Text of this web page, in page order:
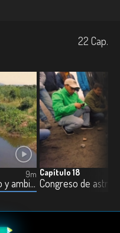
22 Cap.
Carlos Castaño Uribe. Antropólogo y ambientalista
9m Capítulo 18
Congreso de